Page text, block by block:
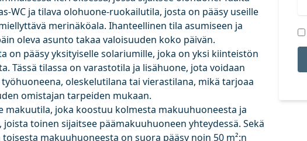
WC ja tilava olohuone-ruokailutila, josta on pääsy useille
merinäköala. Ihanteellinen tila asumiseen ja
oleva asunto takaa valoisuuden koko päivän.
on pääsy yksityiselle solariumille, joka on yksi kiinteistön
Tässä tilassa on varastotila ja lisähuone, jota voidaan
oleskelutilana tai vierastilana, mikä tarjoaa
omistajan tarpeiden mukaan.
makuutila, joka koostuu kolmesta makuuhuoneesta ja
toinen sijaitsee päämakuuhuoneen yhteydessä. Sekä
makuuhuoneesta on suora pääsy noin 50 m²:n